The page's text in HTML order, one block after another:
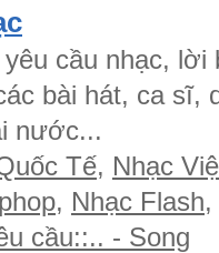
cầu nhạc, lời
bài hát, ca sĩ,
nước...
Tế, Nhạc
, Nhạc Flash,
cầu::.. - Song